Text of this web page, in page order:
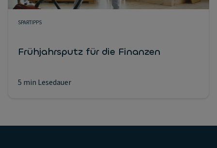
SPARTIPPS
Frühjahrsputz für die Finanzen
5 min Lesedauer